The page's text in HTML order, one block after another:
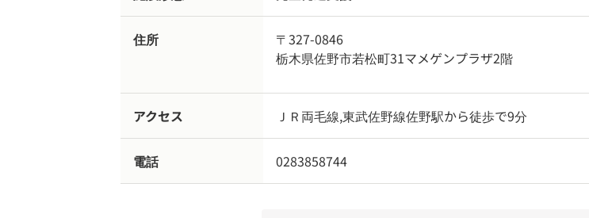
住所
〒327-0846
栃木県佐野市若松町31マメゲンプラザ2階
アクセス ＪＲ両毛線,東武佐野線佐野駅から徒歩で9分
電話 0283858744